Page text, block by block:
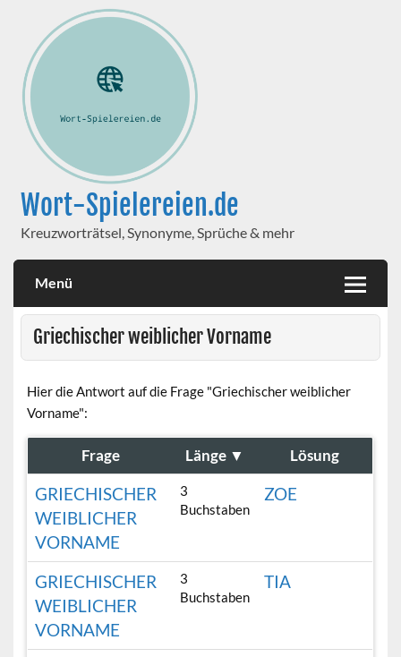
Wort-Spielereien.de
Kreuzworträtsel, Synonyme, Sprüche & mehr
Menü
Griechischer weiblicher Vorname
Hier die Antwort auf die Frage "Griechischer weiblicher
Vorname":
Frage Länge ▼ Lösung
GRIECHISCHER
WEIBLICHER
VORNAME
3
Buchstaben
ZOE
GRIECHISCHER
WEIBLICHER
VORNAME
3
Buchstaben
TIA